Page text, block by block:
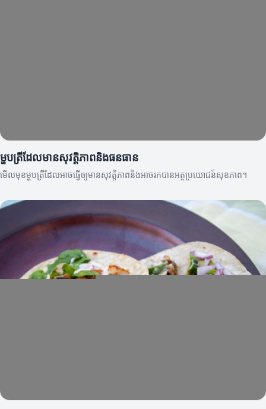
ម្ហូបត្រីដែលមានសុវត្តិភាពនិងធនធាន
មើលមុខម្ហូបត្រីដែលអាចធ្វើឲ្យមានសុវត្តិភាពនិងអាចរកបានអត្ថប្រយោជន៍សុខភាព។